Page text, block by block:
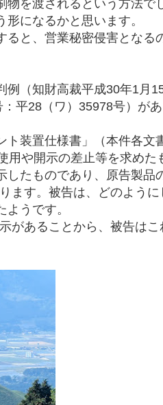
を渡されるという方法で
になるかと思います。
と、営業秘密侵害となる
例（知財高裁平成30年1
平28（ワ）35978号）があ
ト装置仕様書」（本件各文
用や開示の差止等を求め
たものであり、原告製品
ます。被告は、どのように
うです。
があることから、被告はこ